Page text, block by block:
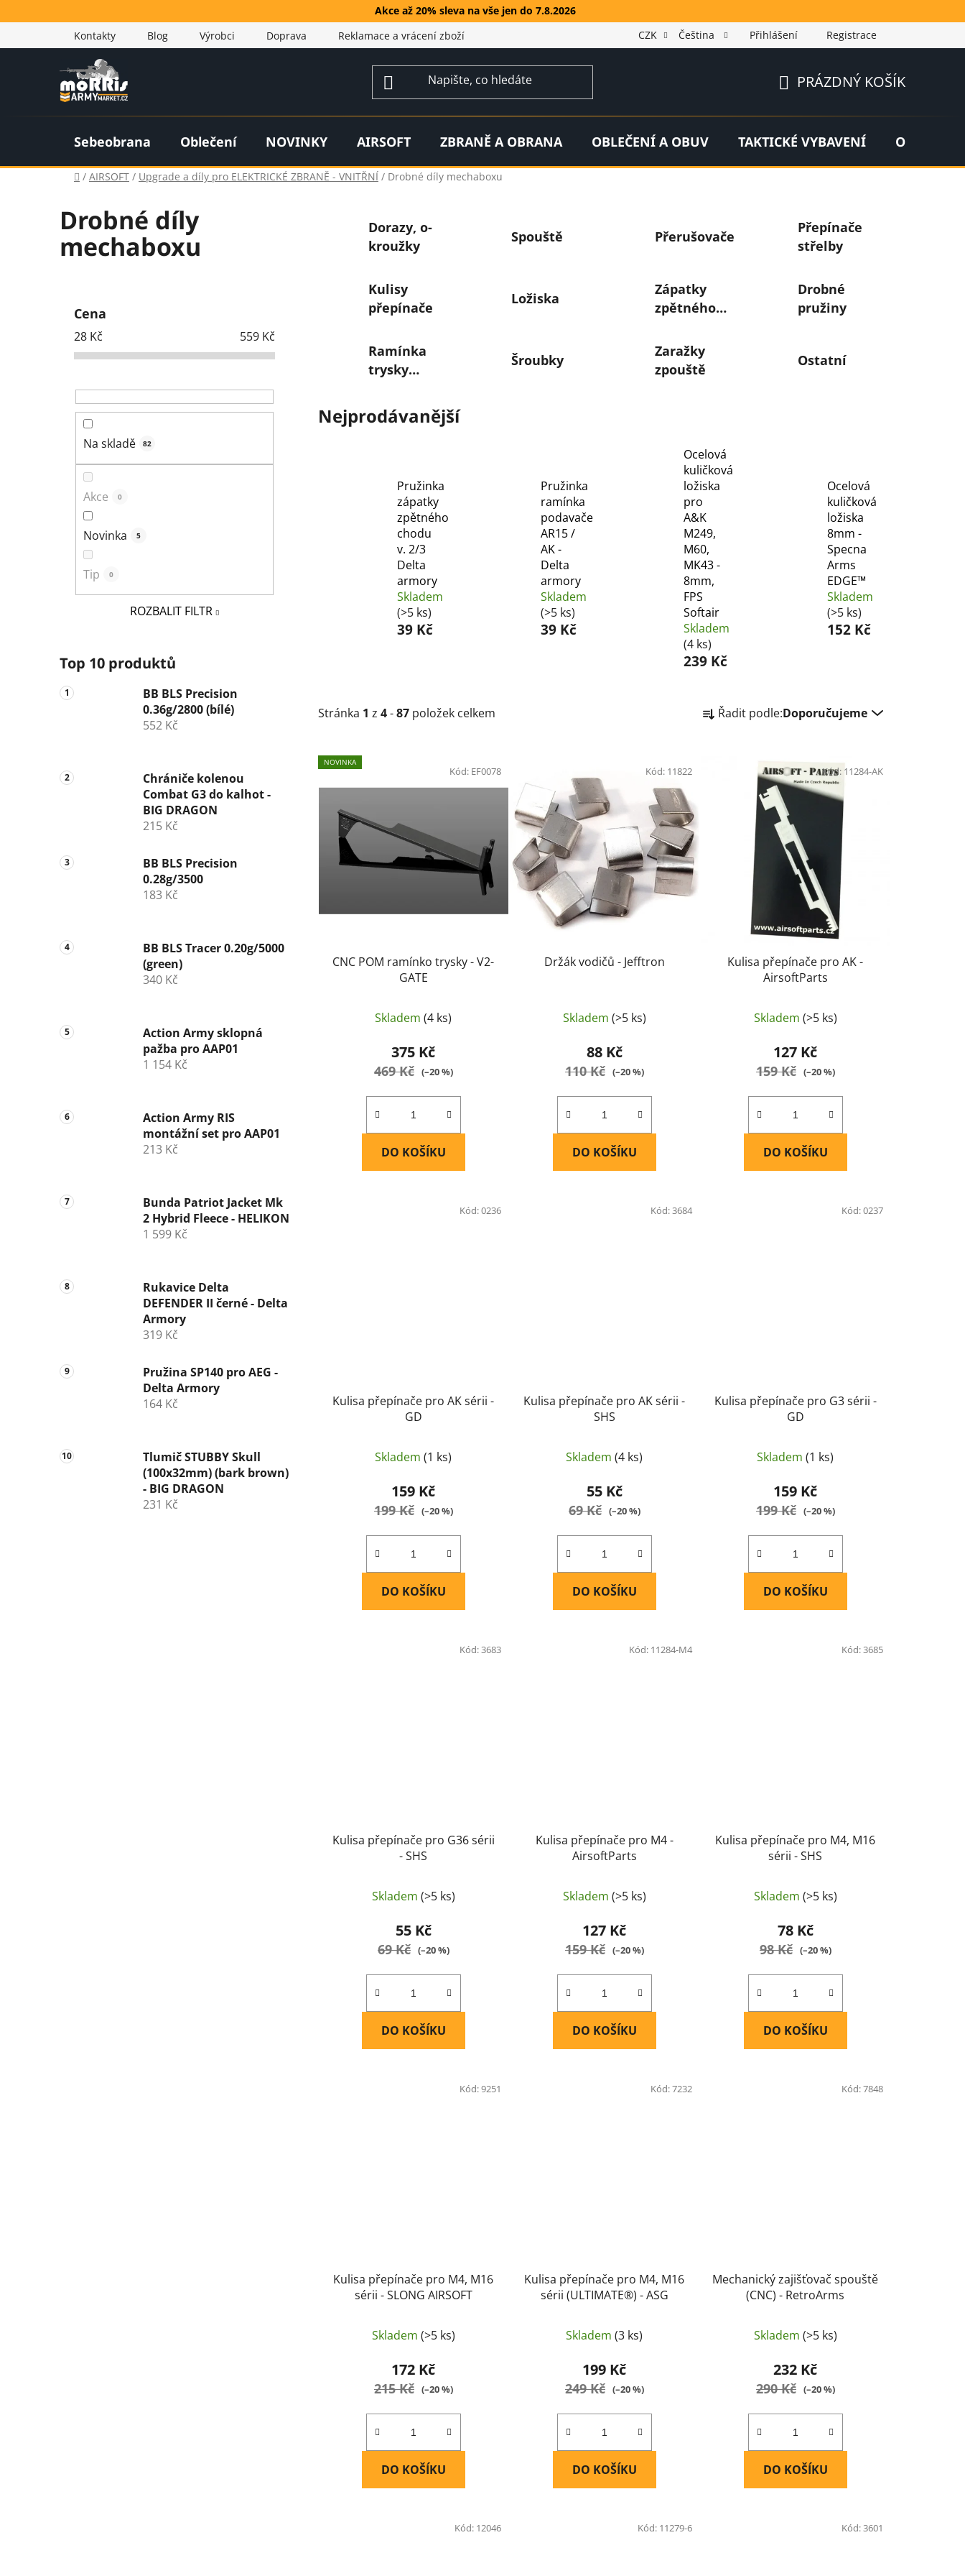
na
Akce až 20% sleva na vše jen do 7.8.2026
Kontakty
Blog Výrobci Doprava Reklamace a vrácení zboží CZK Čeština Přihlášení Registrace
KOŠÍK
PRÁZDNÝ KOŠÍK
Sebeobrana Oblečení NOVINKY AIRSOFT ZBRANĚ A OBRANA OBLEČENÍ A OBUV TAKTICKÉ VYBAVENÍ OUTDOOR
Domů
/ AIRSOFT / Upgrade a díly pro ELEKTRICKÉ ZBRANĚ - VNITŘNÍ / Drobné díly mechaboxu
Drobné díly
mechaboxu
Cena
28 Kč 559 Kč
Na skladě 82
Akce 0
Novinka 5
Tip 0
ROZBALIT FILTR
Top 10 produktů
BB BLS Precision
0.36g/2800 (bílé)
552 Kč
Chrániče kolenou
Combat G3 do kalhot -
BIG DRAGON
215 Kč
BB BLS Precision
0.28g/3500
183 Kč
BB BLS Tracer 0.20g/5000
(green)
340 Kč
Action Army sklopná
pažba pro AAP01
1 154 Kč
Action Army RIS
montážní set pro AAP01
213 Kč
Bunda Patriot Jacket Mk
2 Hybrid Fleece - HELIKON
1 599 Kč
Rukavice Delta
DEFENDER II černé - Delta
Armory
319 Kč
Pružina SP140 pro AEG -
Delta Armory
164 Kč
Tlumič STUBBY Skull
(100x32mm) (bark brown)
- BIG DRAGON
231 Kč
Dorazy, o-
kroužky
Spouště Přerušovače
Přepínače
střelby
Kulisy
přepínače
Ložiska
Zápatky
zpětného
Drobné
pružiny
Ramínka
trysky
Šroubky
Zaražky
zpouště
Ostatní
Nejprodávanější
Pružinka
zápatky
zpětného
chodu
v. 2/3
Delta
armory
Skladem
(>5 ks)
39 Kč
Pružinka
ramínka
podavače
AR15 /
AK -
Delta
armory
Skladem
(>5 ks)
39 Kč
Ocelová
kuličková
ložiska
pro
A&K
M249,
M60,
MK43 -
8mm,
FPS
Softair
Skladem
(4 ks)
239 Kč
Ocelová
kuličková
ložiska
8mm -
Specna
Arms
EDGE™
Skladem
(>5 ks)
152 Kč
Stránka 1 z 4-87 položek celkem a Řadit podle:Doporučujeme
V
ý
p
NOVINKA
CNC POM ramínko trysky - V2-
GATE
Skladem(4 ks)
375 Kč
469 Kč (–20 %)
DO KOŠÍKU
Kód: EF0078
Držák vodičů - Jefftron
Skladem (>5 ks)
88 Kč
110 Kč (–20 %)
DO KOŠÍKU
Kód: 11822
Kulisa přepínače pro AK -
AirsoftParts
Skladem (>5 ks)
127 Kč
159 Kč (–20 %)
DO KOŠÍKU
Kód: 11284-AK
Kulisa přepínače pro AK sérii -
GD
Skladem(1 ks)
159 Kč
199 Kč (–20 %)
DO KOŠÍKU
Kód:0236
Kulisa přepínače pro AK sérii -
SHS
Skladem(4 ks)
55 Kč
69 Kč (–20 %)
DO KOŠÍKU
Kód:3684
Kulisa přepínače pro G3 sérii -
GD
Skladem(1 ks)
159 Kč
199 Kč (–20 %)
DO KOŠÍKU
Kód:0237
Kulisa přepínače pro G36 sérii
- SHS
Skladem (>5 ks)
55 Kč
69 Kč (–20 %)
DO KOŠÍKU
Kód:3683
Kulisa přepínače pro M4 -
AirsoftParts
Skladem (>5 ks)
127 Kč
159 Kč (–20 %)
DO KOŠÍKU
Kód: 11284-M4
Kulisa přepínače pro M4, M16
sérii - SHS
Skladem (>5 ks)
78 Kč
98 Kč (–20 %)
DO KOŠÍKU
Kód:3685
Kulisa přepínače pro M4, M16
sérii - SLONG AIRSOFT
Skladem (>5 ks)
172 Kč
215 Kč (–20 %)
DO KOŠÍKU
Kód:9251
Kulisa přepínače pro M4, M16
sérii (ULTIMATE®) - ASG
Skladem(3 ks)
199 Kč
249 Kč (–20 %)
DO KOŠÍKU
Kód:7232
Mechanický zajišťovač spouště
(CNC) - RetroArms
Skladem (>5 ks)
232 Kč
290 Kč (–20 %)
DO KOŠÍKU
Kód:7848
Kód: 12046 Kód: 11279-6 Kód:3601